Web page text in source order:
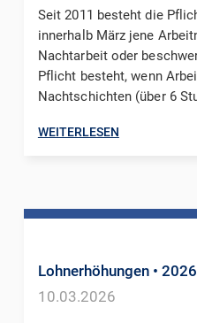
Seit 2011 besteht die
innerhalb März jene
Nachtarbeit oder
Pflicht besteht, wenn
Nachtschichten (über 6
WEITERLESEN
Lohnerhöhungen • 2026
10.03.2026